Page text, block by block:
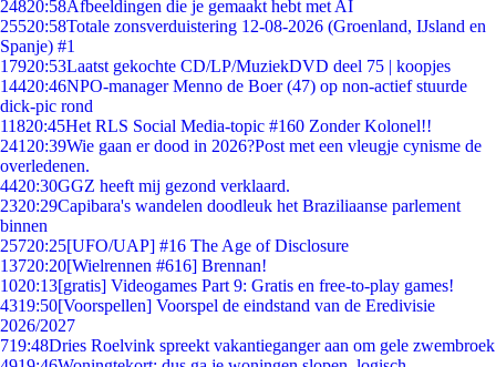
24820:58Afbeeldingen die je gemaakt hebt met AI
25520:58Totale zonsverduistering 12-08-2026 (Groenland, IJsland en
Spanje) #1
17920:53Laatst gekochte CD/LP/MuziekDVD deel 75 | koopjes
14420:46NPO-manager Menno de Boer (47) op non-actief stuurde
dick-pic rond
11820:45Het RLS Social Media-topic #160 Zonder Kolonel!!
241 20:39Wie gaan er dood in 2026?Post met een vleugje cynisme de
overledenen.
4420:30GGZ heeft mij gezond verklaard.
2320:29Capibara's wandelen doodleuk het Braziliaanse parlement
binnen
25720:25[UFO/UAP] #16 The Age of Disclosure
13720:20[Wielrennen #616] Brennan!
1020:13[gratis] Videogames Part 9: Gratis en free-to-play games!
4319:50[Voorspellen] Voorspel de eindstand van de Eredivisie
2026/2027
719:48Dries Roelvink spreekt vakantieganger aan om gele zwembroek